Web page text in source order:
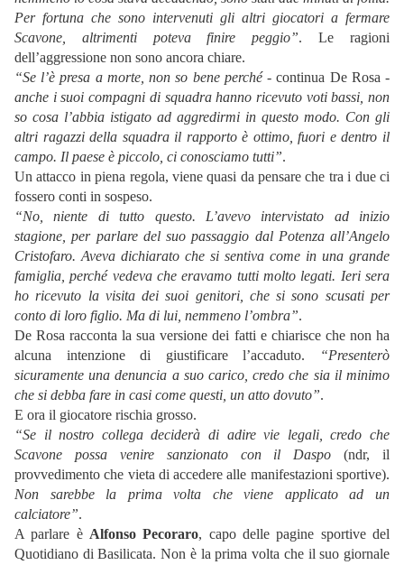
Per fortuna che sono intervenuti gli altri giocatori a fermare
Scavone, altrimenti poteva finire peggio”. Le ragioni
dell’aggressione non sono ancora chiare.
“Se l’è presa a morte, non so bene perché- continua De Rosa -
anche i suoi compagni di squadra hanno ricevuto voti bassi, non
so cosa l’abbia istigato ad aggredirmi in questo modo. Con gli
altri ragazzi della squadra il rapporto è ottimo, fuori e dentro il
campo. Il paese è piccolo, ci conosciamo tutti”.
Un attacco in piena regola, viene quasi da pensare che tra i due ci
fossero conti in sospeso.
“No, niente di tutto questo. L’avevo intervistato ad inizio
stagione, per parlare del suo passaggio dal Potenza all’Angelo
Cristofaro. Aveva dichiarato che si sentiva come in una grande
famiglia, perché vedeva che eravamo tutti molto legati. Ieri sera
ho ricevuto la visita dei suoi genitori, che si sono scusati per
conto di loro figlio. Ma di lui, nemmeno l’ombra”.
De Rosa racconta la sua versione dei fatti e chiarisce che non ha
alcuna intenzione di giustificare l’accaduto.
“Presenterò
sicuramente una denuncia a suo carico, credo che sia il minimo
che si debba fare in casi come questi, un atto dovuto”.
E ora il giocatore rischia grosso.
“Se il nostro collega deciderà di adire vie legali, credo che
Scavone possa venire sanzionato con il Daspo (ndr, il
provvedimento che vieta di accedere alle manifestazioni sportive).
Non sarebbe la prima volta che viene applicato ad un
calciatore”.
A parlare è Alfonso Pecoraro, capo delle pagine sportive del
Quotidiano di Basilicata. Non è la prima volta che il suo giornale